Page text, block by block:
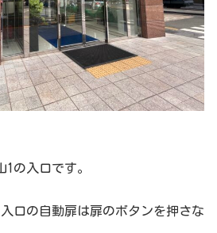
1の入口です。
口の自動扉は扉のボタンを押さな